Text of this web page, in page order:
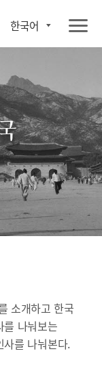
한국어
소개하고 한국
를 나눠보는
사를 나눠본다.